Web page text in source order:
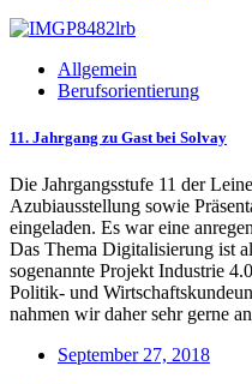
Allgemein
Berufsorientierung
11. Jahrgang zu Gast bei Solvay
Die Jahrgangsstufe 11 der
Azubiausstellung sowie
eingeladen. Es war eine
Das Thema Digitalisierung ist
sogenannte Projekt Industrie
Politik- und
nahmen wir daher sehr gerne
September 27, 2018